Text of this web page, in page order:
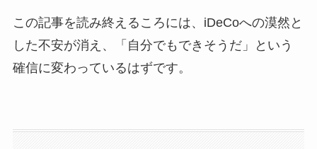
この記事を読み終えるころには、iDeCoへの漠然と
した不安が消え、「自分でもできそうだ」という
確信に変わっているはずです。